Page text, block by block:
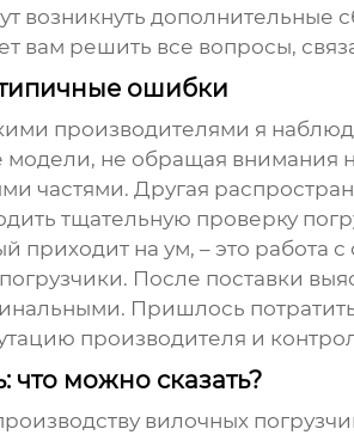
возникнуть
вам решить все вопросы,
ошибки
производителями я
не обращая внимания
частями. Другая
тщательную проверку
приходит на ум, – это работа
. После поставки
Пришлось
производителя и
можно сказать?
вилочных